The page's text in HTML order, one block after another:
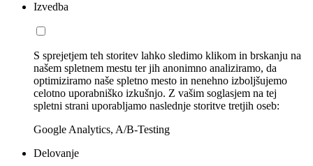
Izvedba
S sprejetjem teh storitev lahko sledimo klikom in brskanju na
našem spletnem mestu ter jih anonimno analiziramo, da
optimiziramo naše spletno mesto in nenehno izboljšujemo
celotno uporabniško izkušnjo. Z vašim soglasjem na tej
spletni strani uporabljamo naslednje storitve tretjih oseb:
Google Analytics, A/B-Testing
Delovanje